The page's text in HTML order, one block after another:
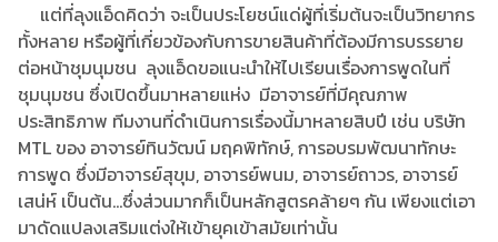
แต่ที่ลุงแอ็ดคิดว่า จะเป็นประโยชน์แด่ผู้ที่เริ่มต้นจะเป็นวิทยากร
ทั้งหลาย หรือผู้ที่เกี่ยวข้องกับการขายสินค้าที่ต้องมีการบรรยาย
ต่อหน้าชุมนุมชน ลุงแอ็ดขอแนะนำให้ไปเรียนเรื่องการพูดในที่
ชุมนุมชน ซึ่งเปิดขึ้นมาหลายแห่ง มีอาจารย์ที่มีคุณภาพ
ประสิทธิภาพ ทีมงานที่ดำเนินการเรื่องนี้มาหลายสิบปี เช่น บริษัท
MTL ของ อาจารย์ทินวัฒน์ มฤคพิทักษ์, การอบรมพัฒนาทักษะ
การพูด ซึ่งมีอาจารย์สุขุม, อาจารย์พนม, อาจารย์ถาวร, อาจารย์
เสน่ห์ เป็นต้น...ซึ่งส่วนมากก็เป็นหลักสูตรคล้ายๆ กัน เพียงแต่เอา
มาดัดแปลงเสริมแต่งให้เข้ายุคเข้าสมัยเท่านั้น